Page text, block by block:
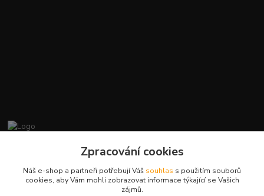
+420412384749
Zpracování cookies
Náš e-shop a partneři potřebují Váš souhlas s použitím souborů
cookies, aby Vám mohli zobrazovat informace týkající se Vašich
zájmů.